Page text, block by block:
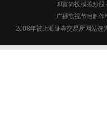
叩富简投模拟炒
广播电视节目制
2008年被上海证券交易所网站选